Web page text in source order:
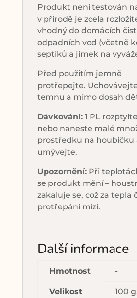
Produkt není testován
v přírodě je zcela
vhodný do domácích
odpadních vod (včetně
septiků a jímek na
Před použitím jemně
protřepejte.
temnu a mimo dosah
Dávkování:1 PL
nebo naneste malé
prostředku na houbičku
umývejte.
Upozornění:Při
se produkt mění –
zakaluje se, což za tepla
protřepání mizí.
Další informace
Hmotnost -
Velikost
100